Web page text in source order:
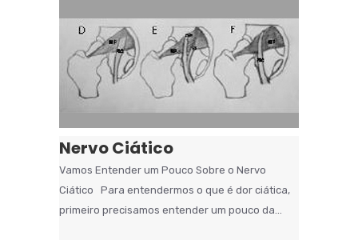
Nervo Ciático
Vamos Entender um Pouco Sobre o Nervo
Ciático Para entendermos o que é dor ciática,
primeiro precisamos entender um pouco da...